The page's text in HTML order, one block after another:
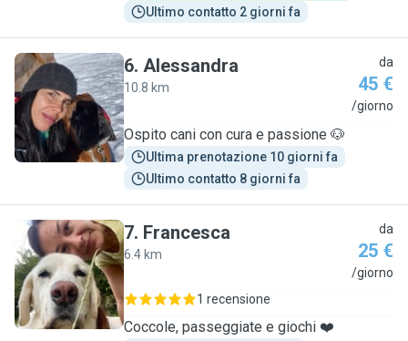
Ultimo contatto 2 giorni fa
A
6. Alessandra
10.8 km
da
45 €
/giorno
Ospito cani con cura e passione 🐶
Ultima prenotazione 10 giorni fa
Ultimo contatto 8 giorni fa
F
7. Francesca
6.4 km
da
25 €
/giorno
1 recensione
Coccole, passeggiate e giochi ❤️